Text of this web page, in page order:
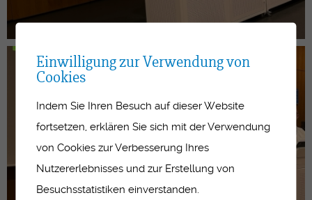
Einwilligung zur Verwendung von
Cookies
Indem Sie Ihren Besuch auf dieser Website
fortsetzen, erklären Sie sich mit der Verwendung
von Cookies zur Verbesserung Ihres
Nutzererlebnisses und zur Erstellung von
Besuchsstatistiken einverstanden.